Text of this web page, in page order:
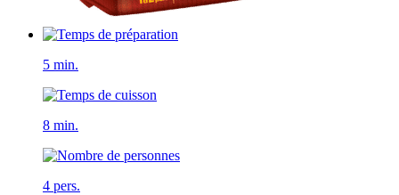
5 min.
8 min.
4 pers.